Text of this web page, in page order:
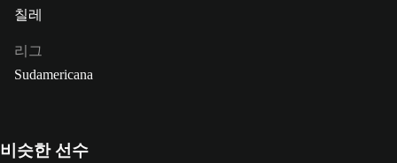
칠레
리그
Sudamericana
비슷한 선수